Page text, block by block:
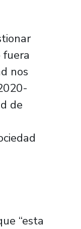
nos
de
“esta